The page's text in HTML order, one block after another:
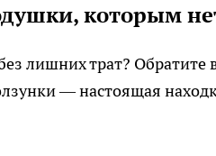
которым
лишних трат?
— настоящая